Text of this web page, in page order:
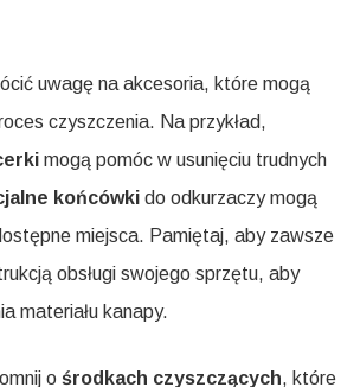
uwagę na akcesoria, które mogą
czyszczenia. Na przykład,
mogą pomóc w usunięciu trudnych
końcówki do odkurzaczy mogą
miejsca. Pamiętaj, aby zawsze
obsługi swojego sprzętu, aby
materiału kanapy.
o środkach czyszczących, które